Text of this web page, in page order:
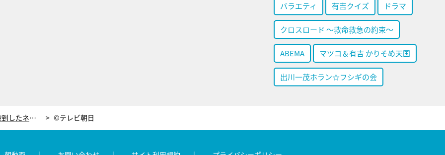
バラエティ 有吉クイズ ドラマ
クロスロード ～救命救急の約束～
ABEMA マツコ＆有吉 かりそめ天国
出川一茂ホラン☆フシギの会
横山由依、アルコ＆ピースの苦情殺到したネタ“受精”にシビアな感想 ©テレビ朝日